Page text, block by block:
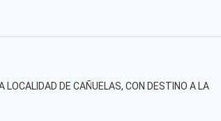
LOCALIDAD DE CAÑUELAS, CON DESTINO A LA